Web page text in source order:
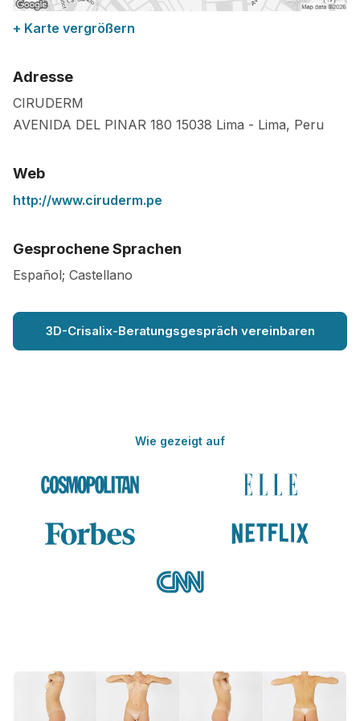
+ Karte vergrößern
Adresse
CIRUDERM
AVENIDA DEL PINAR 180 15038 Lima - Lima, Peru
Web
http://www.ciruderm.pe
Gesprochene Sprachen
Español; Castellano
3D-Crisalix-Beratungsgespräch vereinbaren
Wie gezeigt auf